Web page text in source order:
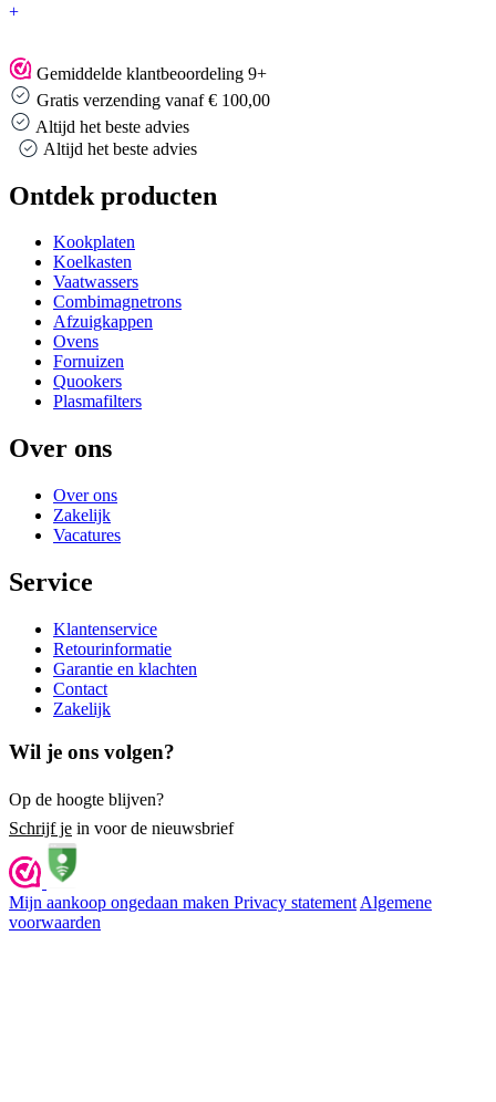
+
Gemiddelde klantbeoordeling 9+
Gratis verzending vanaf € 100,00
Altijd het beste advies
Altijd het beste advies
Ontdek producten
Kookplaten
Koelkasten
Vaatwassers
Combimagnetrons
Afzuigkappen
Ovens
Fornuizen
Quookers
Plasmafilters
Over ons
Over ons
Zakelijk
Vacatures
Service
Klantenservice
Retourinformatie
Garantie en klachten
Contact
Zakelijk
Wil je ons volgen?
Op de hoogte blijven?
Schrijf je in voor de nieuwsbrief
Mijn aankoop ongedaan maken Privacy statement Algemene
voorwaarden